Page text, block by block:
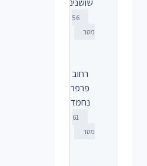
56
מטר
רחוב
פרפר
נחמד
61
מטר